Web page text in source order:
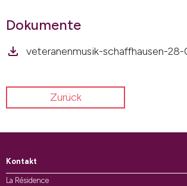
Dokumente
veteranenmusik-schaffhausen-
Zurück
Kontakt
La Résidence